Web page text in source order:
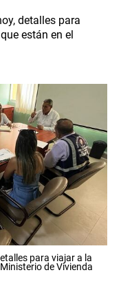
detalles para
están en el
para viajar a la
de Vivienda